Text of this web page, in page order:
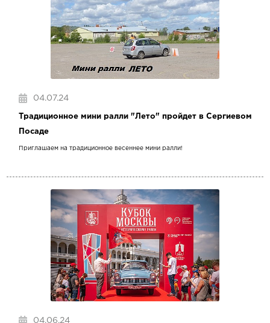
04.07.24
Традиционное мини ралли "Лето" пройдет в Сергиевом
Посаде
Приглашаем на традиционное весеннее мини ралли!
04.06.24